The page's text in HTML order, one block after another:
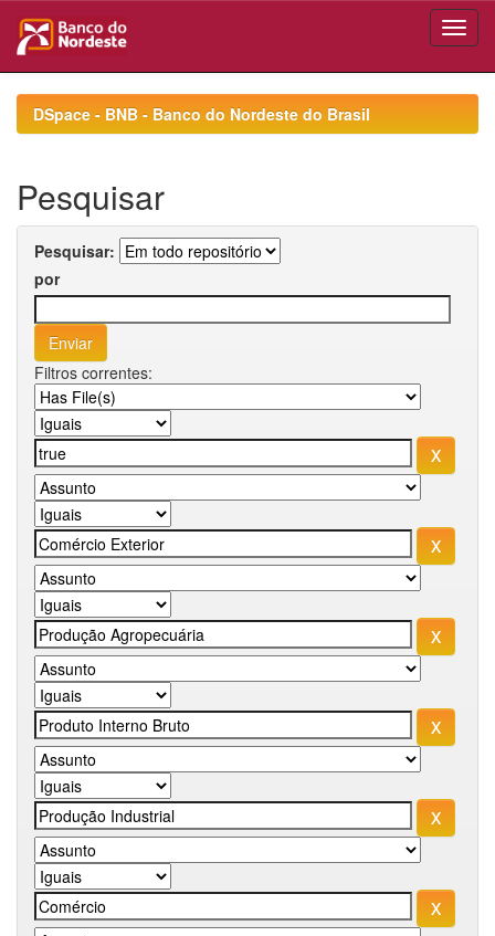
navigationDSpace - BNB - Banco do Nordeste do Brasil
Pesquisar
Pesquisar:
por
Filtros correntes: